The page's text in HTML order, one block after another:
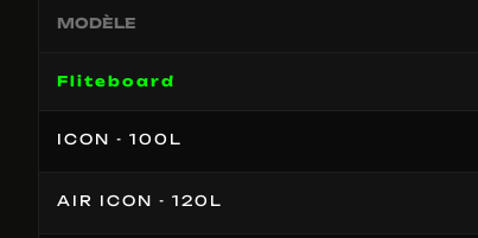
MODÈLE
Fliteboard
ICON - 100L
AIR ICON - 120L